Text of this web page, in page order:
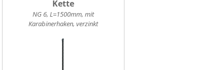
Kette
NG 6, L=1500mm, mit
Karabinerhaken, verzinkt